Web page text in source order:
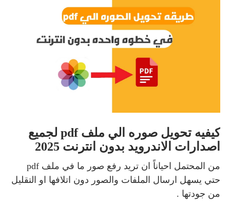
كيفيه تحويل صوره الي ملف pdf لجميع
اصدارات الاندرويد بدون انترنت 2025
من المحتمل احياناً ان تريد رفع صور ما في ملف pdf
حتي يسهل ارسال الملفات والصور دون اتلافها او التقليل
من جودتها .